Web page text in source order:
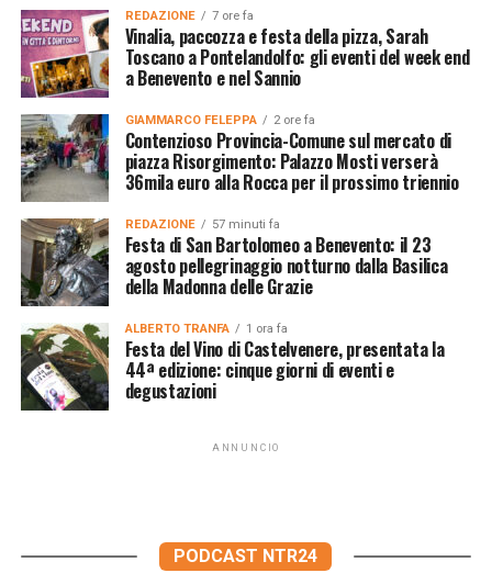
REDAZIONE 7 ore fa
Vinalia, paccozza e festa della pizza, Sarah
Toscano a Pontelandolfo: gli eventi del week end
a Benevento e nel Sannio
GIAMMARCO FELEPPA 2 ore fa
Contenzioso Provincia-Comune sul mercato di
piazza Risorgimento: Palazzo Mosti verserà
36mila euro alla Rocca per il prossimo triennio
REDAZIONE 57 minuti fa
Festa di San Bartolomeo a Benevento: il 23
agosto pellegrinaggio notturno dalla Basilica
della Madonna delle Grazie
ALBERTO TRANFA 1 ora fa
Festa del Vino di Castelvenere, presentata la
44ª edizione: cinque giorni di eventi e
degustazioni
ANNUNCIO
PODCAST NTR24